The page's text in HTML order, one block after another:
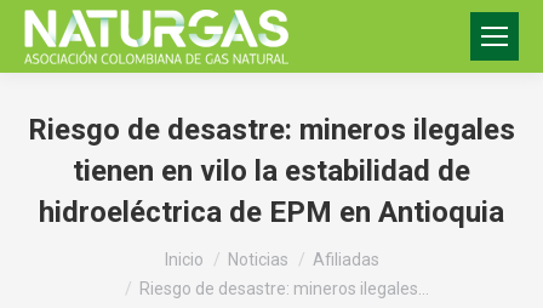
Riesgo de desastre: mineros ilegales
tienen en vilo la estabilidad de
hidroeléctrica de EPM en Antioquia
Inicio Noticias
Afiliadas
Riesgo de desastre: mineros ilegales…